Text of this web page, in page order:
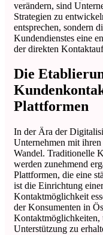
verändern, sind
Strategien zu
entsprechen, sondern
Kundendienstes eine
der direkten
Die
Plattformen
In der Ära der
Unternehmen mit
Wandel. Traditionelle
werden zunehmend
Plattformen, die eine
ist die Einrichtung
Kontaktmöglichkeit
der Konsumenten in
Kontaktmöglichkeiten,
Unterstützung zu